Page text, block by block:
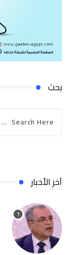
بحث
آخر الأخبار